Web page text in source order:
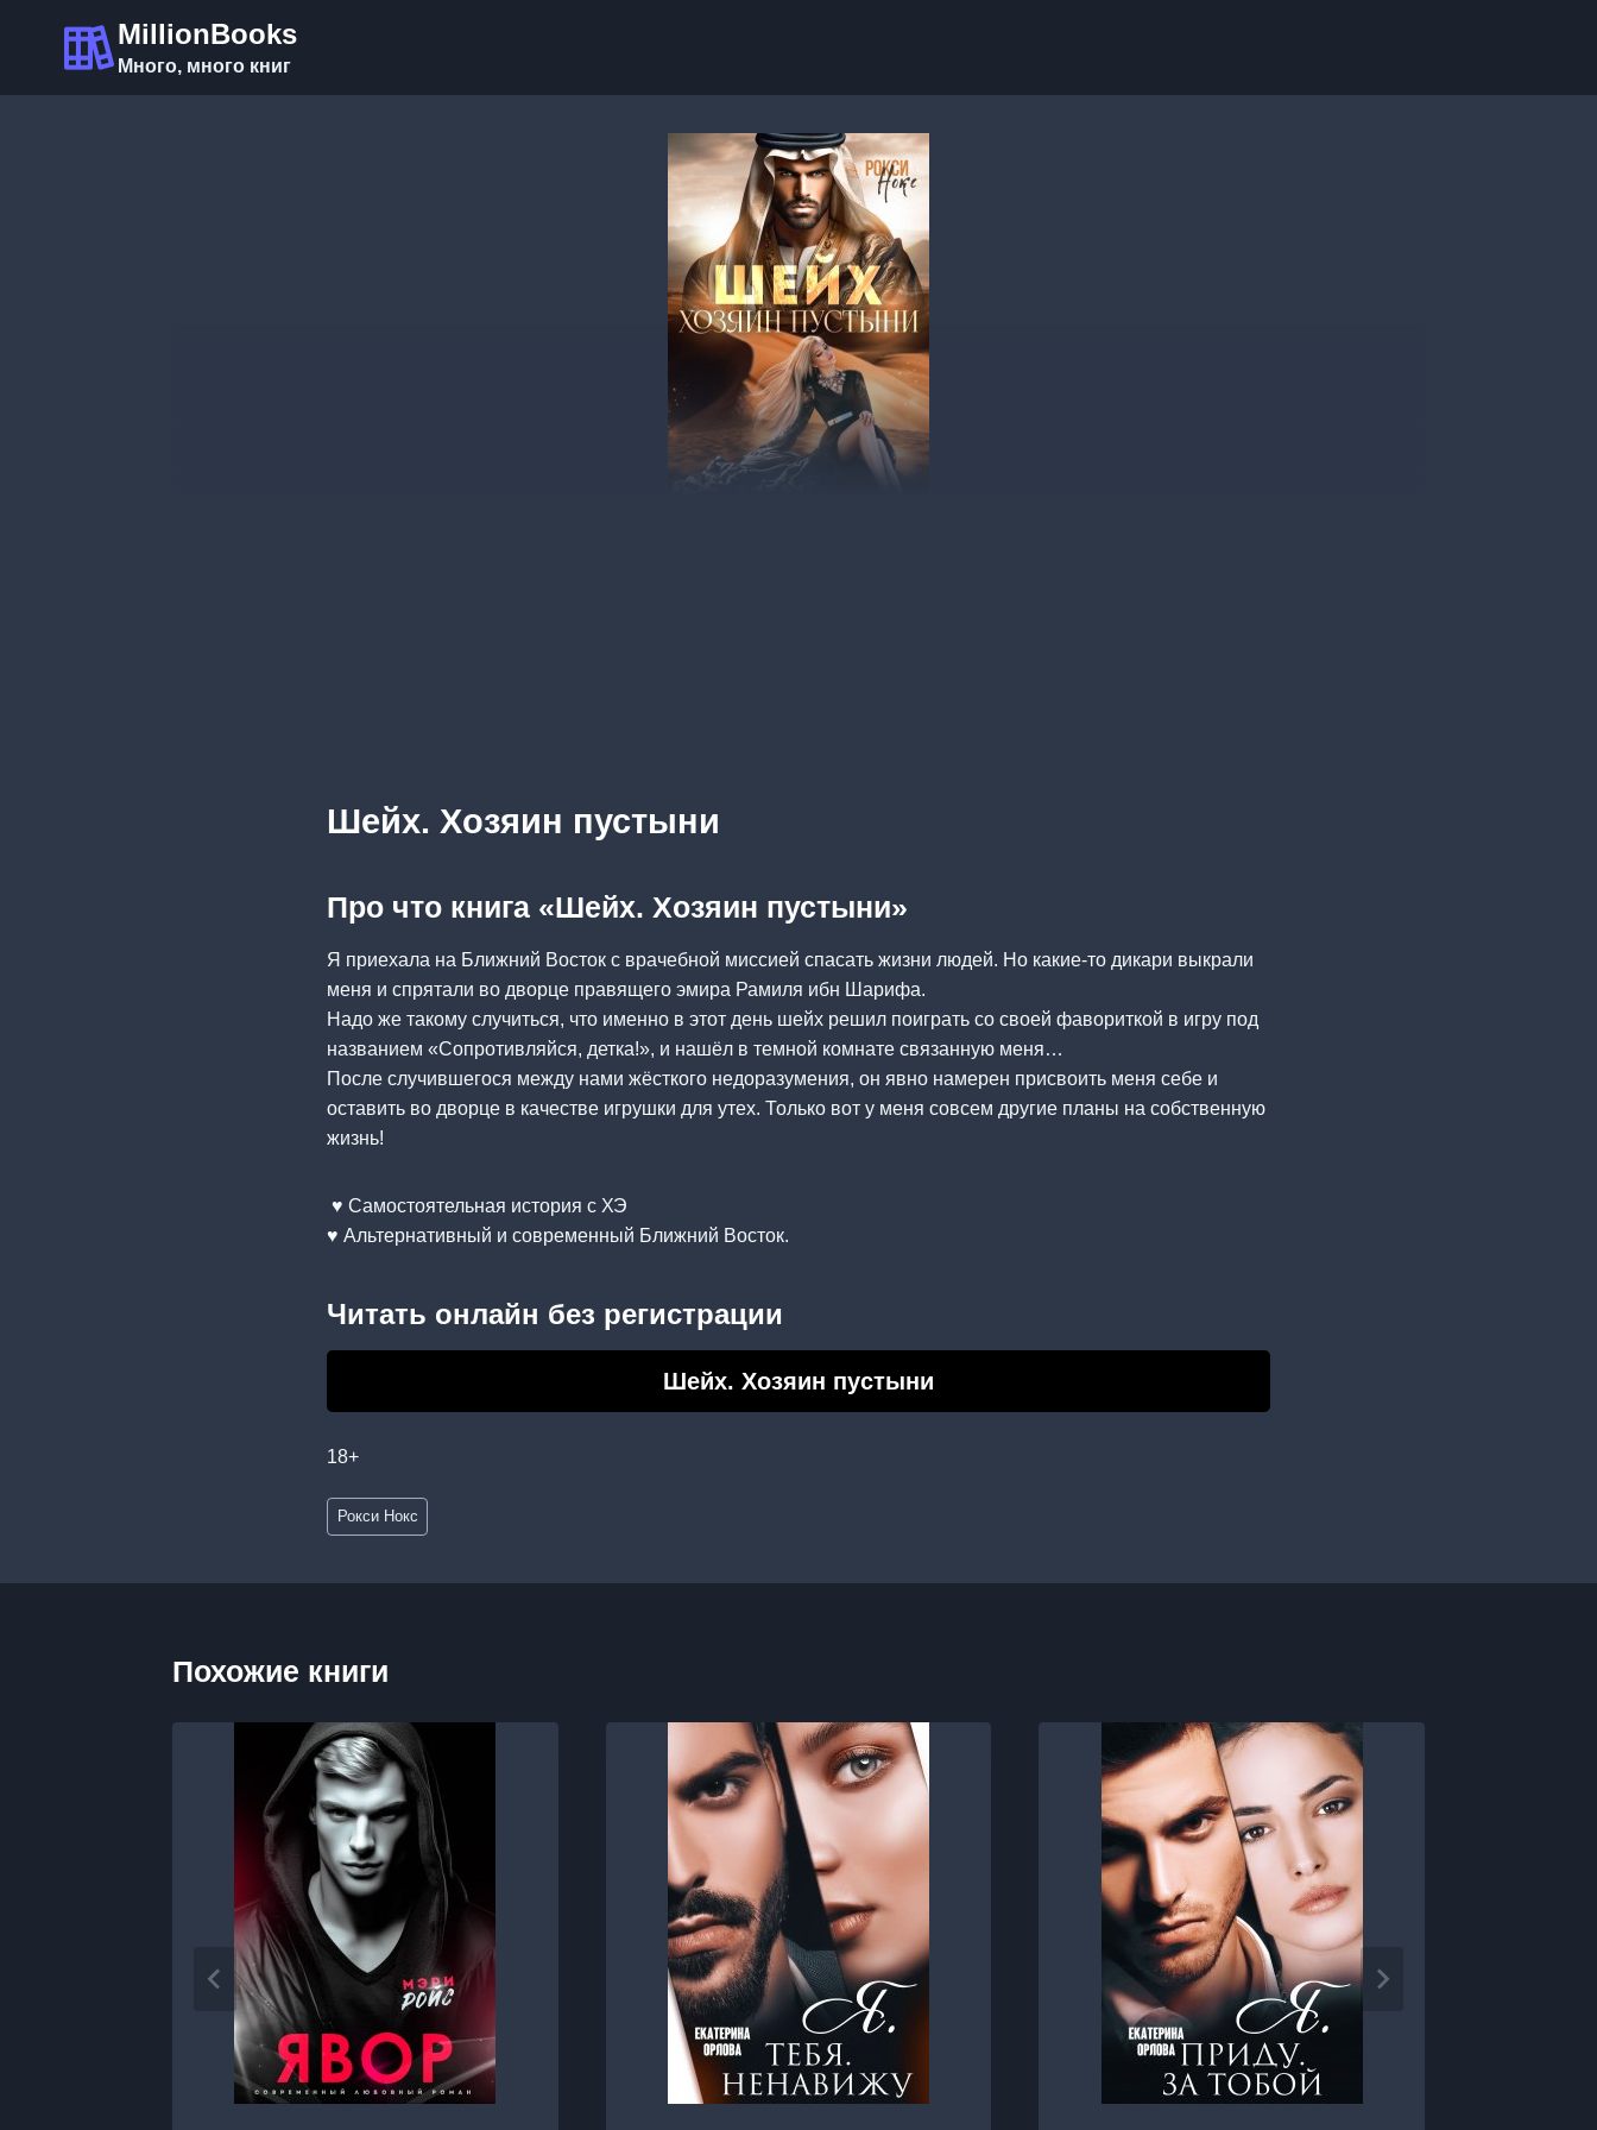
содержимому
MillionBooks
Много, много книг
Шейх. Хозяин пустыни
Про что книга «Шейх. Хозяин пустыни»
Я приехала на Ближний Восток с врачебной миссией спасать жизни людей. Но какие-то дикари выкрали
меня и спрятали во дворце правящего эмира Рамиля ибн Шарифа.
Надо же такому случиться, что именно в этот день шейх решил поиграть со своей фавориткой в игру под
названием «Сопротивляйся, детка!», и нашёл в темной комнате связанную меня…
После случившегося между нами жёсткого недоразумения, он явно намерен присвоить меня себе и
оставить во дворце в качестве игрушки для утех. Только вот у меня совсем другие планы на собственную
жизнь!
♥️ Самостоятельная история с ХЭ
♥️ Альтернативный и современный Ближний Восток.
Читать онлайн без регистрации
Шейх. Хозяин пустыни
18+
Метки
записи:
Рокси Нокс
Похожие книги